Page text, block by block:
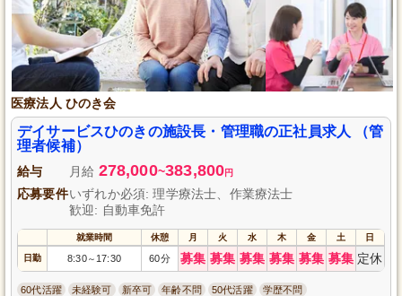
医療法人 ひのき会
デイサービスひのきの施設長・管理職の正社員求人 （管
理者候補）
給与 月給 278,000~383,800円
応募要件いずれか必須: 理学療法士、作業療法士
歓迎: 自動車免許
就業時間 休憩 月 火 水 木 金 土 日
日勤 8:30～ 17:30 60分 募集 募集 募集 募集 募集 募集 定休
60代活躍 未経験可 新卒可 年齢不問 50代活躍 学歴不問